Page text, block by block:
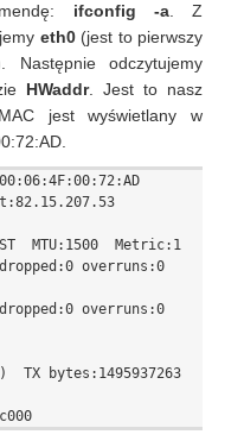
ifconfig -a. Z
eth0(jest to pierwszy
Następnie odczytujemy
HWaddr. Jest to nasz
jest wyświetlany w
MTU:1500  Metric:1
overruns:0
overruns:0
TX bytes:1495937263